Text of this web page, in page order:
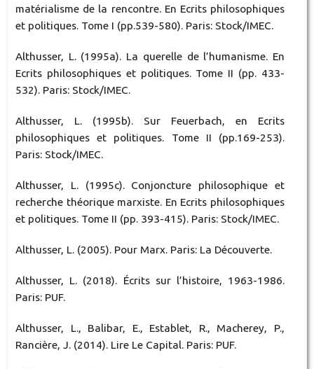
matérialisme de la rencontre. En Ecrits philosophiques
et politiques. Tome I (pp.539-580). Paris: Stock/IMEC.
Althusser, L. (1995a). La querelle de l’humanisme. En
Ecrits philosophiques et politiques. Tome II (pp. 433-
532). Paris: Stock/IMEC.
Althusser, L. (1995b). Sur Feuerbach, en Ecrits
philosophiques et politiques. Tome II (pp.169-253).
Paris: Stock/IMEC.
Althusser, L. (1995c). Conjoncture philosophique et
recherche théorique marxiste. En Ecrits philosophiques
et politiques. Tome II (pp. 393-415). Paris: Stock/IMEC.
Althusser, L. (2005). Pour Marx. Paris: La Découverte.
Althusser, L. (2018). Écrits sur l’histoire, 1963-1986.
Paris: PUF.
Althusser, L., Balibar, E., Establet, R., Macherey, P.,
Rancière, J. (2014). Lire Le Capital. Paris: PUF.